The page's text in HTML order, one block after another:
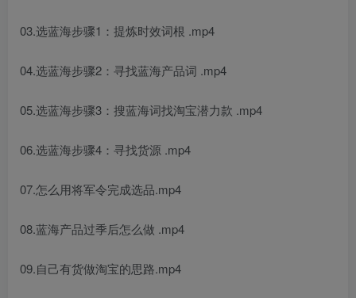
03.选蓝海步骤1：提炼时效词根 .mp4
04.选蓝海步骤2：寻找蓝海产品词 .mp4
05.选蓝海步骤3：搜蓝海词找淘宝潜力款 .mp4
06.选蓝海步骤4：寻找货源 .mp4
07.怎么用将军令完成选品.mp4
08.蓝海产品过季后怎么做 .mp4
09.自己有货做淘宝的思路.mp4